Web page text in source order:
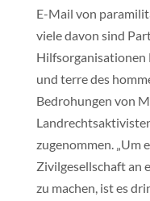
E-Mail von
viele davon sind
Hilfsorganisationen
und terre des
Bedrohungen von
zugenommen. „Um
Zivilgesellschaft an
zu machen, ist es